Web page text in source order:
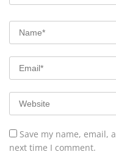
Save my name, email,
next time I comment.